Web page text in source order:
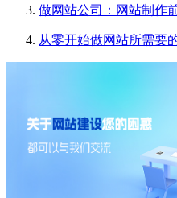
做网站公司：网站制作
从零开始做网站所需要